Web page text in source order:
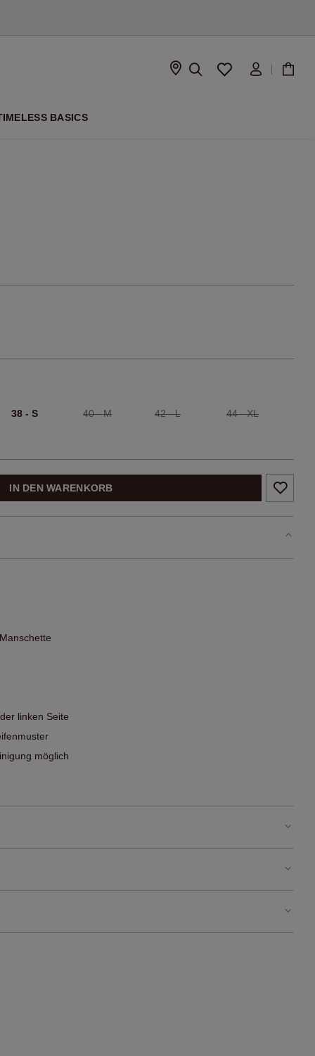
BASICS
38 - S 40 - M 42 - L 44 - XL
IN DEN WARENKORB
linken Seite
möglich